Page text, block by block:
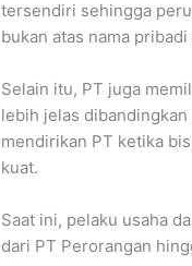
tersendiri sehingga
bukan atas nama
Selain itu, PT juga
lebih jelas
mendirikan PT ketika
kuat.
Saat ini, pelaku usaha
dari PT Perorangan